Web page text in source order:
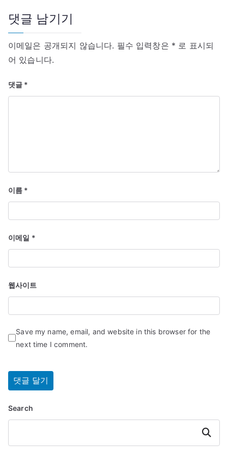
호
션
댓글 남기기
이메일은 공개되지 않습니다. 필수 입력창은 * 로 표시되
어 있습니다.
댓글 *
이름 *
이메일 *
웹사이트
Save my name, email, and website in this browser for the
next time I comment.
Search
Search